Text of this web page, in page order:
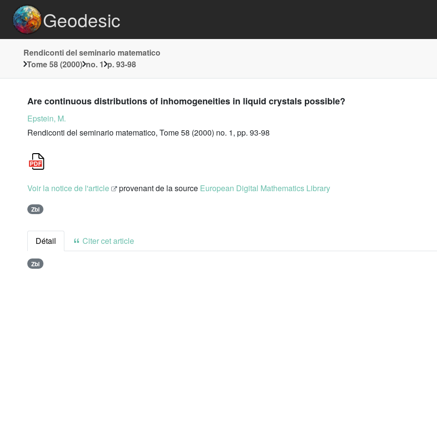
Geodesic
Rendiconti del seminario matematico
Tome 58 (2000) no. 1 p. 93-98
Are continuous distributions of inhomogeneities in liquid crystals possible?
Epstein, M.
Rendiconti del seminario matematico, Tome 58 (2000) no. 1, pp. 93-98
Voir la notice de l'article provenant de la source European Digital Mathematics Library
Zbl
Détail Citer cet article
Zbl